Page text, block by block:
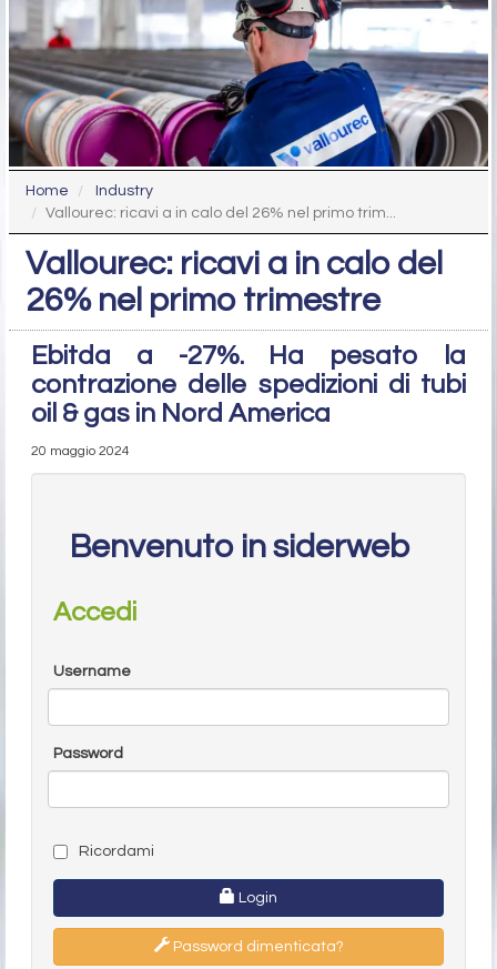
Home
Industry
Vallourec: ricavi a in calo del 26% nel primo trim...
Vallourec: ricavi a in calo del
26% nel primo trimestre
Ebitda a -27%. Ha pesato la
contrazione delle spedizioni di tubi
oil & gas in Nord America
20 maggio 2024
Benvenuto in siderweb
Accedi
Username
Password
Ricordami
Login
Password dimenticata?